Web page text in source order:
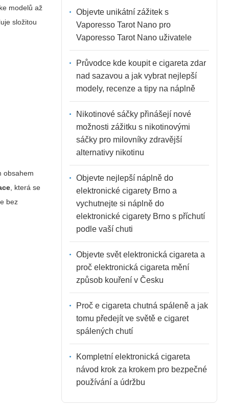
modelů až
složitou
obsahem
, která se
bez
Objevte unikátní zážitek s
Vaporesso Tarot Nano pro
Vaporesso Tarot Nano uživatele
Průvodce kde koupit e cigareta zdar
nad sazavou a jak vybrat nejlepší
modely, recenze a tipy na náplně
Nikotinové sáčky přinášejí nové
možnosti zážitku s nikotinovými
sáčky pro milovníky zdravější
alternativy nikotinu
Objevte nejlepší náplně do
elektronické cigarety Brno a
vychutnejte si náplně do
elektronické cigarety Brno s příchutí
podle vaší chuti
Objevte svět elektronická cigareta a
proč elektronická cigareta mění
způsob kouření v Česku
Proč e cigareta chutná spáleně a jak
tomu předejít ve světě e cigaret
spálených chutí
Kompletní elektronická cigareta
návod krok za krokem pro bezpečné
používání a údržbu